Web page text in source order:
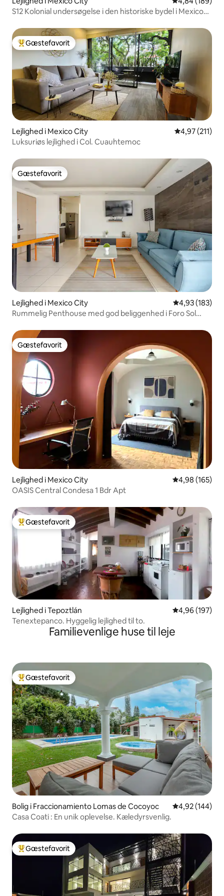
S12 Kolonial undersøgelse i den historiske bydel i Mexico
Bedste gæstefavorit
Gæstefavorit
Lejlighed i Mexico City 4,97 ud af 5 i
4,97 (211)
Luksuriøs lejlighed i Col. Cuauhtemoc
Gæstefavorit
Gæstefavorit
Lejlighed i Mexico City 4,93 ud af 5 i
4,93 (183)
Rummelig Penthouse med god beliggenhed i Foro Sol
Gæstefavorit
Gæstefavorit
Lejlighed i Mexico City 4,98 ud af 5 i
4,98 (165)
OASIS Central Condesa 1 Bdr Apt
Bedste gæstefavorit
Gæstefavorit
Lejlighed i Tepoztlán 4,96 ud af 5 i
4,96 (197)
Tenextepanco. Hyggelig lejlighed til to.
Familievenlige huse til leje
Bedste gæstefavorit
Gæstefavorit
Bolig i Fraccionamiento Lomas de Cocoyoc 4,92 ud af 5 i
4,92 (144)
Casa Coati : En unik oplevelse. Kæledyrsvenlig.
Bedste gæstefavorit
Gæstefavorit